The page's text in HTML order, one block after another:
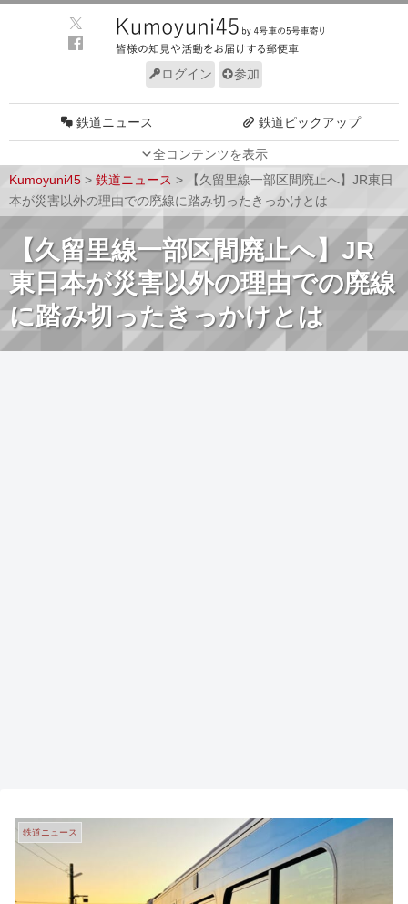
ログイン 参加
全コンテンツを表示
鉄道ニュース 鉄道ピックアップ
車両技術 路線探訪
ルール サイトについて
Kumoyuni45 > 鉄道ニュース >
【久留里線一部区間廃止へ】JR東日
本が災害以外の理由での廃線に踏み切ったきっかけとは
【久留里線一部区間廃止へ】JR
東日本が災害以外の理由での廃線
に踏み切ったきっかけとは
鉄道ニュース